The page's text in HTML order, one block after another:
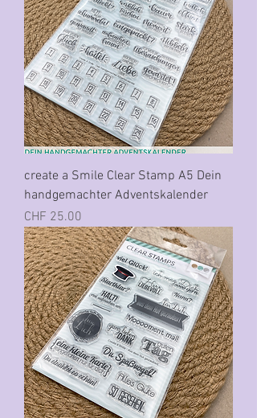
create a Smile Clear Stamp A5 Dein
handgemachter Adventskalender
Preis
CHF 25.00